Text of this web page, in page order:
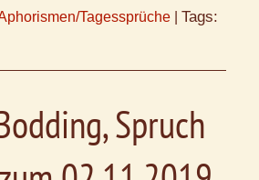
Tagessprüche Tags:
Spruch